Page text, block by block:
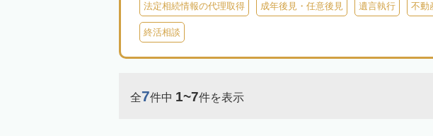
法定相続情報の代理取得 成年後見・任意後見 遺言執行 不動
終活相談
全7件中 1~7件を表示